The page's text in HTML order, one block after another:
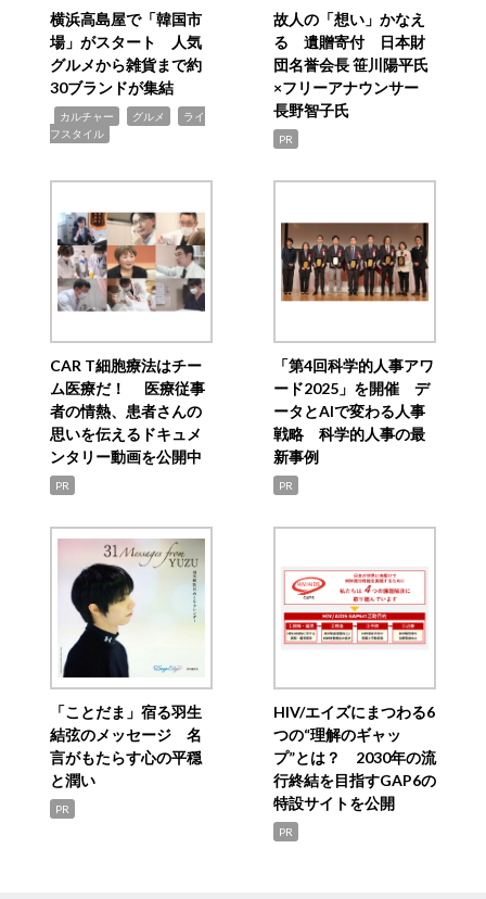
横浜高島屋で「韓国市
場」がスタート 人気
グルメから雑貨まで約
30ブランドが集結
カルチャー グルメ
ライ
フスタイル
故人の「想い」かなえ
る 遺贈寄付 日本財
団名誉会長 笹川陽平氏
×フリーアナウンサー
長野智子氏
PR
CAR T細胞療法はチー
ム医療だ！ 医療従事
者の情熱、患者さんの
思いを伝えるドキュメ
ンタリー動画を公開中
PR
「第4回科学的人事アワ
ード2025」を開催 デ
ータとAIで変わる人事
戦略 科学的人事の最
新事例
PR
「ことだま」宿る羽生
結弦のメッセージ 名
言がもたらす心の平穏
と潤い
PR
HIV/エイズにまつわる6
つの“理解のギャッ
プ”とは？ 2030年の流
行終結を目指すGAP6の
特設サイトを公開
PR